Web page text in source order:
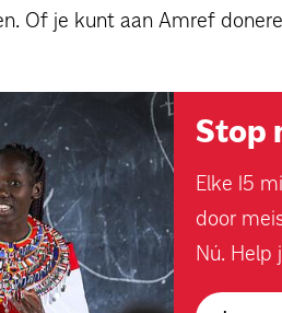
Of je kunt aan Amref
Stop
Elke 15
door
Nú. Help